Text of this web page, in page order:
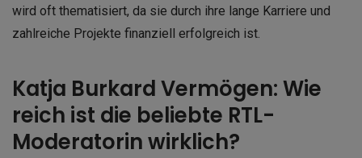
wird oft thematisiert, da sie durch ihre lange Karriere und
zahlreiche Projekte finanziell erfolgreich ist.
Katja Burkard Vermögen: Wie
reich ist die beliebte RTL-
Moderatorin wirklich?